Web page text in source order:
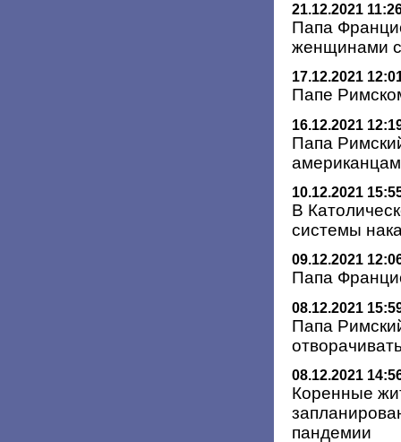
21.12.2021
Папа
женщинами
17.12.2021
Папе
16.12.2021
Папа
10.12.2021
В
системы
09.12.2021
Папа
08.12.2021
Папа
08.12.2021
Коренные
пандемии